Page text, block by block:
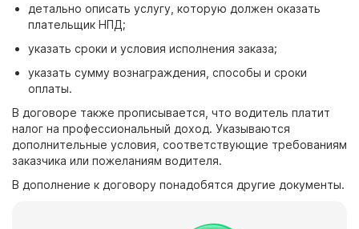
детально описать услугу, которую должен оказать
плательщик НПД;
указать сроки и условия исполнения заказа;
указать сумму вознаграждения, способы и сроки
оплаты.
В договоре также прописывается, что водитель платит
налог на профессиональный доход. Указываются
дополнительные условия, соответствующие требованиям
заказчика или пожеланиям водителя.
В дополнение к договору понадобятся другие документы.